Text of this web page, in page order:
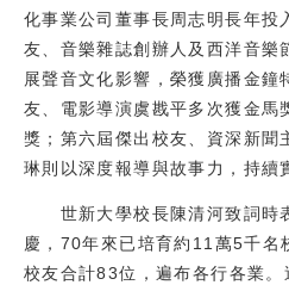
化事業公司董事長周志明長年投
友、音樂雜誌創辦人及西洋音樂
展聲音文化影響，榮獲廣播金鐘
友、電影導演虞戡平多次獲金馬
獎；第六屆傑出校友、資深新聞
琳則以深度報導與故事力，持續
世新大學校長陳清河致詞時
慶，70年來已培育約11萬5千名
校友合計83位，遍布各行各業